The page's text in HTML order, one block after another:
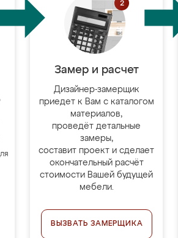
Замер и расчет
Дизайнер-замерщик
приедет к Вам с каталогом
материалов,
проведёт детальные
замеры,
составит проект и сделает
окончательный расчёт
стоимости Вашей будущей
мебели.
ВЫЗВАТЬ ЗАМЕРЩИКА